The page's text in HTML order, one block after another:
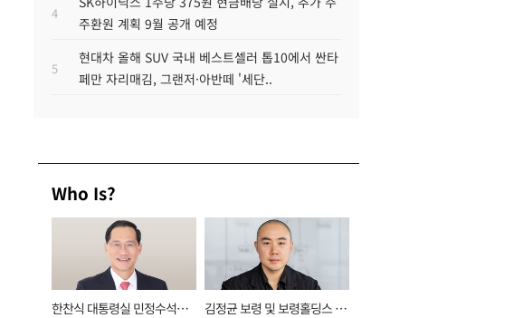
4
주환원 계획 9월 공개 예정
5
현대차 올해 SUV 국내 베스트셀러 톱10에서 싼타
페만 자리매김, 그랜저·아반떼 '세단..
Who Is?
한찬식 대통령실 민정수석비
김정균 보령 및 보령홀딩스 대